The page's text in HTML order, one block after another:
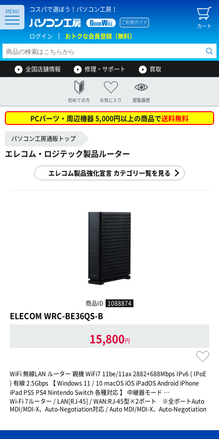
コスパで選ぼう！パソコン工房！
カート
ご利用ガイド
ログイン おトクな会員登録（無料）
MENU
全国店舗情報 修理・サポート 買取
初めての方 お気に入り 閲覧履歴
PCパーツ・周辺機器 5,000円以上の商品で送料無料
パソコン工房通販トップ
エレコム・ロジテック製品ルーター
エレコム製品強化宣言 カテゴリ一覧を見る
商品ID 1088874
ELECOM WRC-BE36QS-B
15,800円
WiFi 無線LAN ルーター 親機 WiFi7 11be/11ax 2882+688Mbps IPv6 ( IPoE
) 有線 2.5Gbps 【 Windows 11 / 10 macOS iOS iPadOS Android iPhone
iPad PS5 PS4 Nintendo Switch 各種対応 】 中継器モード …
Wi-Fi 7ルーター / LAN[RJ-45] / WAN:RJ-45型×2ポート ※全ポートAuto
MDI/MDI-X、Auto-Negotiation対応 / Auto MDI/MDI-X、Auto-Negotiation